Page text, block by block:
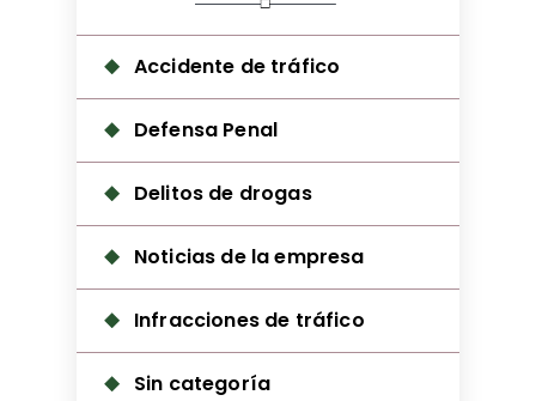
Accidente de tráfico
Defensa Penal
Delitos de drogas
Noticias de la empresa
Infracciones de tráfico
Sin categoría